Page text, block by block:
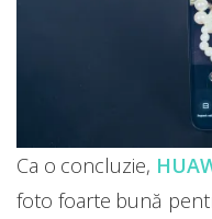
Ca o concluzie,
foto foarte bună